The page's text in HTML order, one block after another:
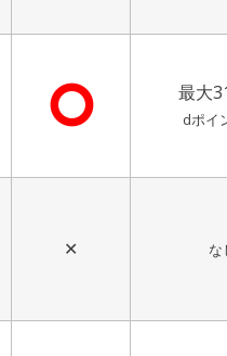
⭘ 最大
dポイ
✕ な